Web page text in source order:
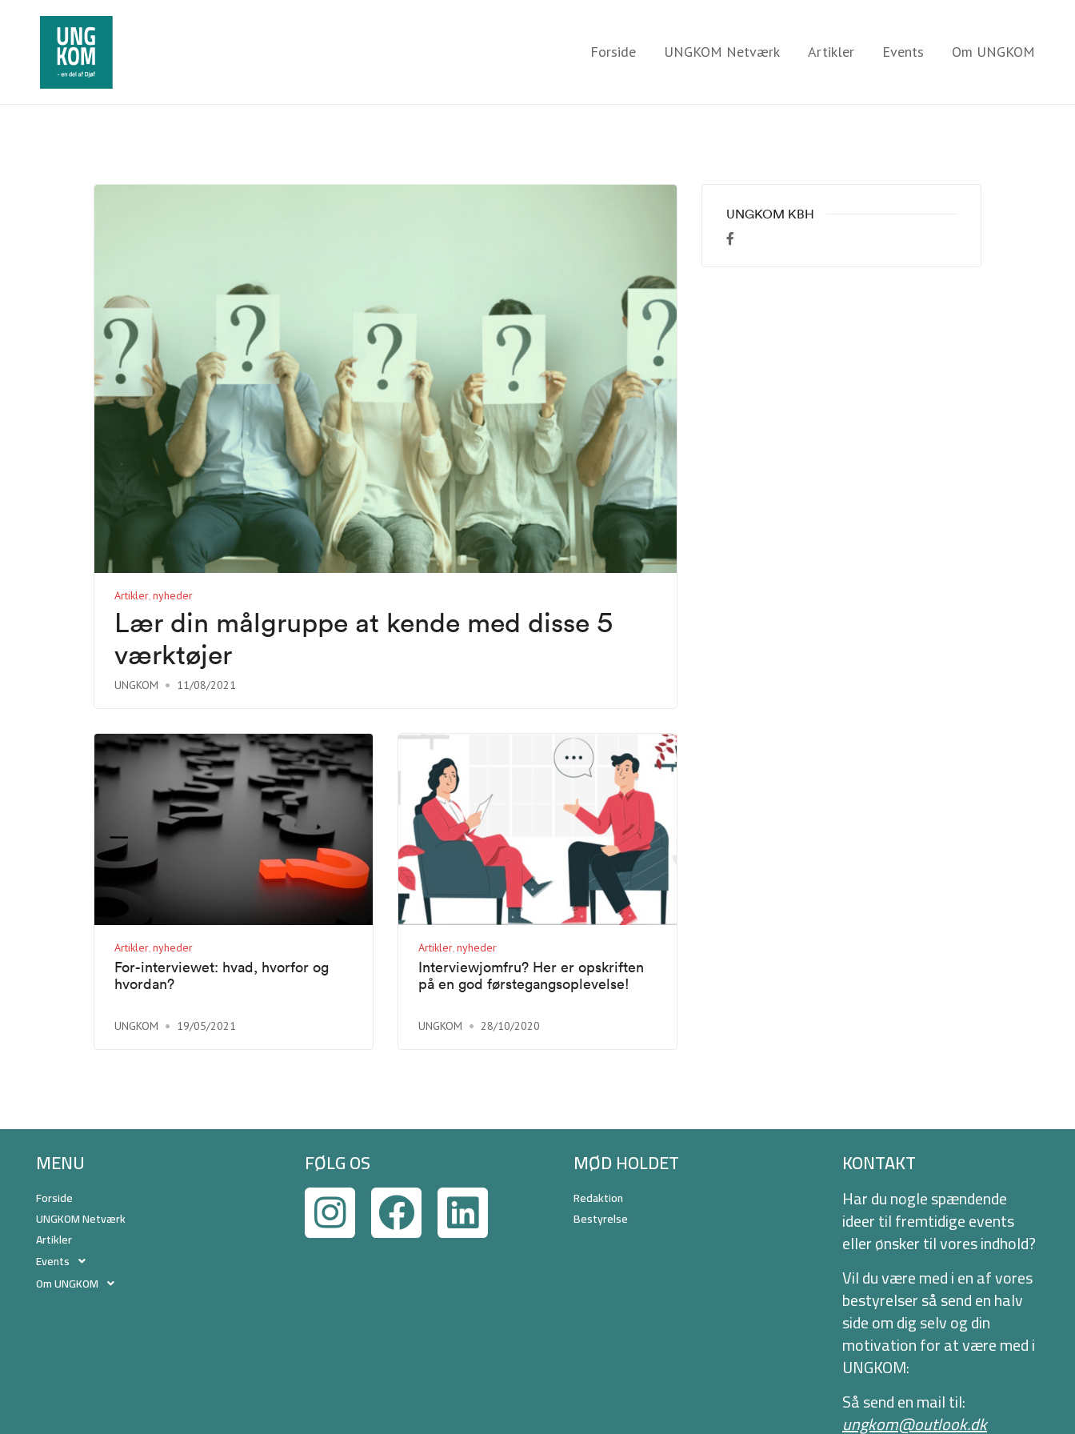
Forside UNGKOM Netværk Artikler Events Om UNGKOM
Artikler nyheder
Lær din målgruppe at kende med disse 5
værktøjer
UNGKOM 11/08/2021
Artikler nyheder
For-interviewet: hvad, hvorfor og
hvordan?
UNGKOM 19/05/2021
Artikler nyheder
Interviewjomfru? Her er opskriften
på en god førstegangsoplevelse!
UNGKOM 28/10/2020
UNGKOM KBH
MENU
Forside
UNGKOM Netværk
Artikler
Events
Om UNGKOM
FØLG OS MØD HOLDET
Redaktion
Bestyrelse
KONTAKT
Har du nogle spændende
ideer til fremtidige events
eller ønsker til vores indhold?
Vil du være med i en af vores
bestyrelser så send en halv
side om dig selv og din
motivation for at være med i
UNGKOM:
Så send en mail til:
ungkom@outlook.dk